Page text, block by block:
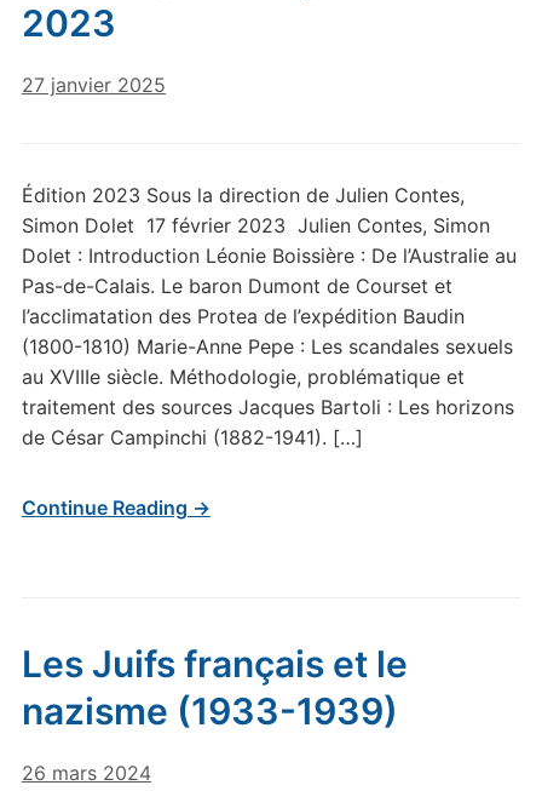
2023
27 janvier 2025
Édition 2023 Sous la direction de Julien Contes,
Simon Dolet 17 février 2023 Julien Contes, Simon
Dolet : Introduction Léonie Boissière : De l’Australie au
Pas-de-Calais. Le baron Dumont de Courset et
l’acclimatation des Protea de l’expédition Baudin
(1800-1810) Marie-Anne Pepe : Les scandales sexuels
au XVIIIe siècle. Méthodologie, problématique et
traitement des sources Jacques Bartoli : Les horizons
de César Campinchi (1882-1941). […]
Continue Reading →
Les Juifs français et le
nazisme (1933-1939)
26 mars 2024